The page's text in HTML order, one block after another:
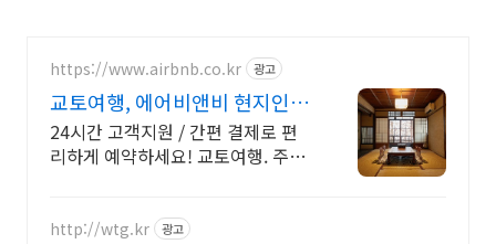
https://www.airbnb.co.kr 광고
교토여행, 에어비앤비 현지인처
럼 살아보는 일본여행
24시간 고객지원 / 간편 결제로 편
리하게 예약하세요! 교토여행. 주방,
http://wtg.kr 광고